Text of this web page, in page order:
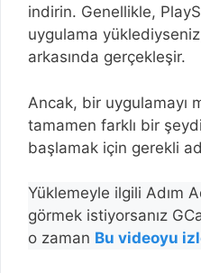
indirin. Genellikle,
uygulama
arkasında gerçekleşir.
Ancak, bir uygulamayı
tamamen farklı bir
başlamak için gerekli
Yüklemeyle ilgili Adım
görmek istiyorsanız
o zaman Bu videoyu